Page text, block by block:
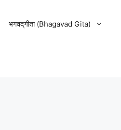
भगवद्‌गीता (Bhagavad Gita)